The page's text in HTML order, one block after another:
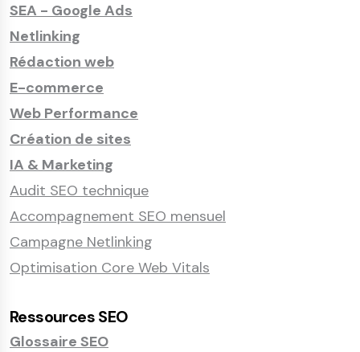
SEA - Google Ads
Netlinking
Rédaction web
E-commerce
Web Performance
Création de sites
IA & Marketing
Audit SEO technique
Accompagnement SEO mensuel
Campagne Netlinking
Optimisation Core Web Vitals
Ressources SEO
Glossaire SEO